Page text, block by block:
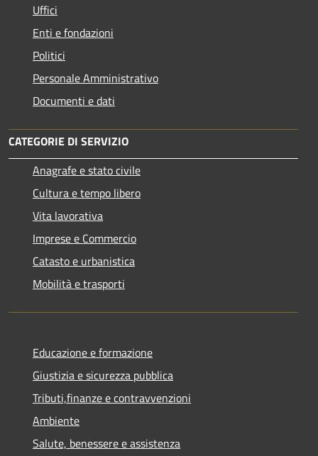
Uffici
Enti e fondazioni
Politici
Personale Amministrativo
Documenti e dati
CATEGORIE DI SERVIZIO
Anagrafe e stato civile
Cultura e tempo libero
Vita lavorativa
Imprese e Commercio
Catasto e urbanistica
Mobilità e trasporti
Educazione e formazione
Giustizia e sicurezza pubblica
Tributi,finanze e contravvenzioni
Ambiente
Salute, benessere e assistenza